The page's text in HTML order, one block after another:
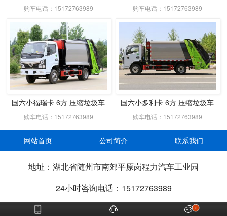
购车电话：15172763989 购车电话：15172763989
国六小福瑞卡 6方 压缩垃圾车
购车电话：15172763989
国六小多利卡 6方 压缩垃圾车
购车电话：15172763989
网站首页 公司简介 联系我们
地址：湖北省随州市南郊平原岗程力汽车工业园
24小时咨询电话：15172763989
   2